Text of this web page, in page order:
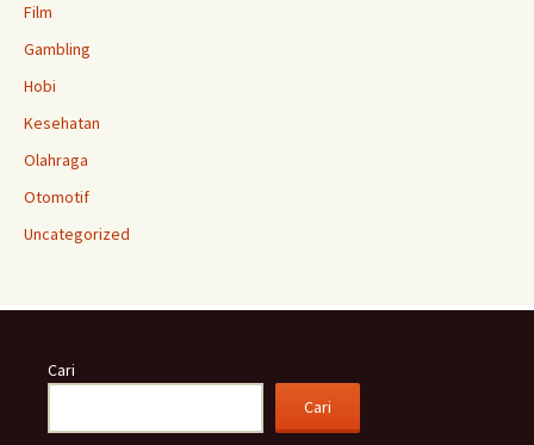
Film
Gambling
Hobi
Kesehatan
Olahraga
Otomotif
Uncategorized
Cari
Cari